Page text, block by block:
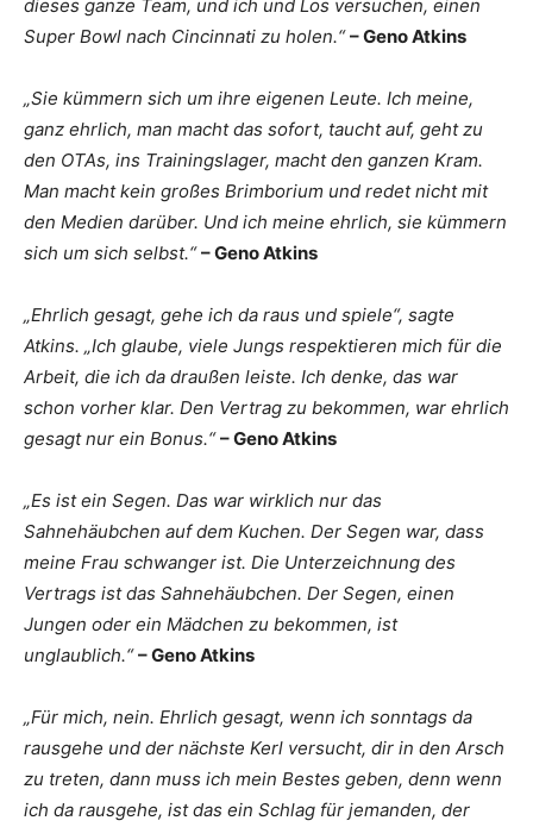
dieses ganze Team, und ich und Los versuchen, einen
Super Bowl nach Cincinnati zu holen.“ – Geno Atkins
„Sie kümmern sich um ihre eigenen Leute. Ich meine,
ganz ehrlich, man macht das sofort, taucht auf, geht zu
den OTAs, ins Trainingslager, macht den ganzen Kram.
Man macht kein großes Brimborium und redet nicht mit
den Medien darüber. Und ich meine ehrlich, sie kümmern
sich um sich selbst.“ – Geno Atkins
„Ehrlich gesagt, gehe ich da raus und spiele“, sagte
Atkins. „Ich glaube, viele Jungs respektieren mich für die
Arbeit, die ich da draußen leiste. Ich denke, das war
schon vorher klar. Den Vertrag zu bekommen, war ehrlich
gesagt nur ein Bonus.“– Geno Atkins
„Es ist ein Segen. Das war wirklich nur das
Sahnehäubchen auf dem Kuchen. Der Segen war, dass
meine Frau schwanger ist. Die Unterzeichnung des
Vertrags ist das Sahnehäubchen. Der Segen, einen
Jungen oder ein Mädchen zu bekommen, ist
unglaublich.“– Geno Atkins
„Für mich, nein. Ehrlich gesagt, wenn ich sonntags da
rausgehe und der nächste Kerl versucht, dir in den Arsch
zu treten, dann muss ich mein Bestes geben, denn wenn
ich da rausgehe, ist das ein Schlag für jemanden, der